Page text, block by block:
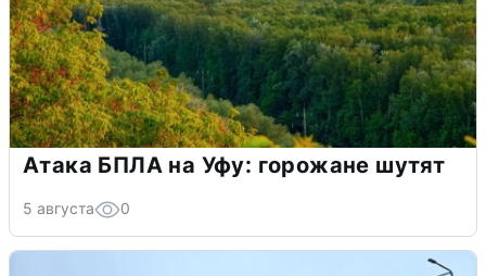
Атака БПЛА на Уфу: горожане шутят
5 августа 0